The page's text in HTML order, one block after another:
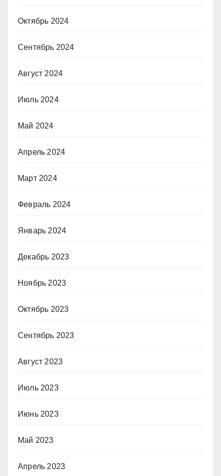
Октябрь 2024
Сентябрь 2024
Август 2024
Июль 2024
Май 2024
Апрель 2024
Март 2024
Февраль 2024
Январь 2024
Декабрь 2023
Ноябрь 2023
Октябрь 2023
Сентябрь 2023
Август 2023
Июль 2023
Июнь 2023
Май 2023
Апрель 2023